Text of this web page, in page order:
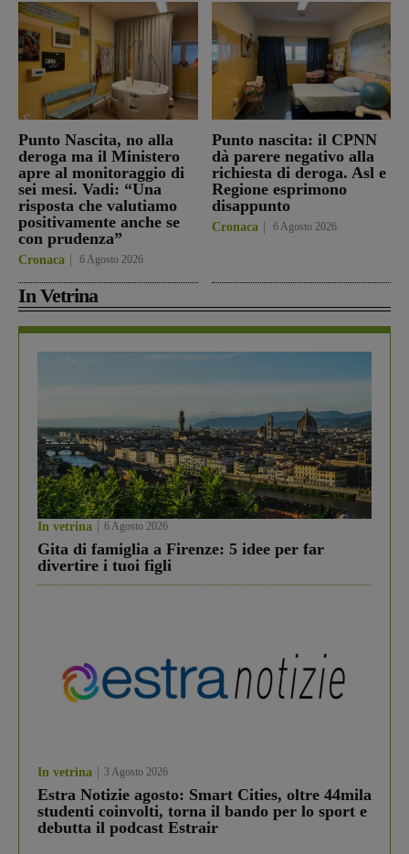
Punto Nascita, no alla
deroga ma il Ministero
apre al monitoraggio di
sei mesi. Vadi: “Una
risposta che valutiamo
positivamente anche se
con prudenza”
Cronaca 6 Agosto 2026
Punto nascita: il CPNN
dà parere negativo alla
richiesta di deroga. Asl e
Regione esprimono
disappunto
Cronaca 6 Agosto 2026
In Vetrina
In vetrina 6 Agosto 2026
Gita di famiglia a Firenze: 5 idee per far
divertire i tuoi figli
In vetrina 3 Agosto 2026
Estra Notizie agosto: Smart Cities, oltre 44mila
studenti coinvolti, torna il bando per lo sport e
debutta il podcast Estrair